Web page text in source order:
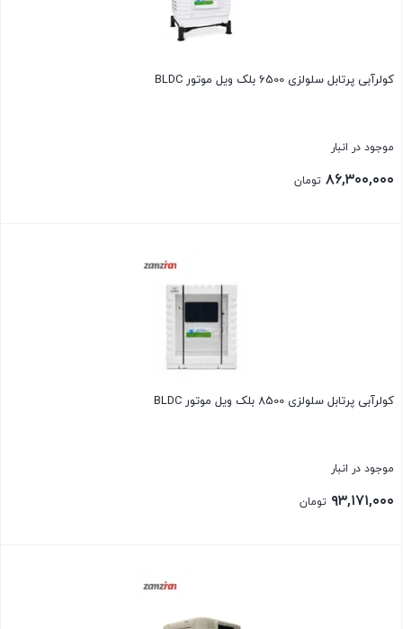
کولرآبی پرتابل سلولزی 6500 بلک ویل موتور BLDC
موجود در انبار
۸۶,۳۰۰,۰۰۰ تومان
کولرآبی پرتابل سلولزی 8500 بلک ویل موتور BLDC
موجود در انبار
۹۳,۱۷۱,۰۰۰ تومان